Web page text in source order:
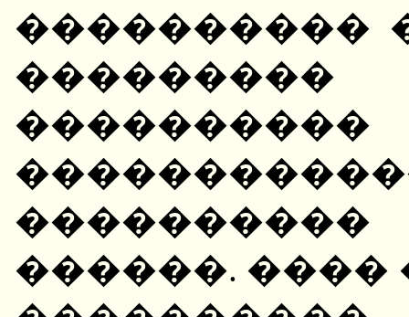
����������
���������
������. ����